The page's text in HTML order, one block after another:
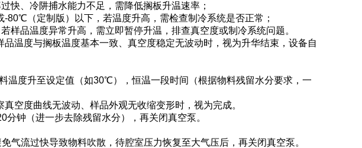
快、冷阱捕水能力不足，需降低搁板升温速率；
（定制版）以下，若温度升高，需检查制冷系统是否正常；
样品温度异常升高，需立即暂停升温，排查真空度或制冷系统问题。
温度与搁板温度基本一致、真空度稳定无波动时，视为升华结束，设备自
温度升至设定值（如30℃），恒温一段时间（根据物料残留水分要求，一
空度曲线无波动、样品外观无收缩变形时，视为完成。
钟（进一步去除残留水分），再关闭真空泵。
气流过快导致物料吹散，待腔室压力恢复至大气压后，再关闭真空泵。